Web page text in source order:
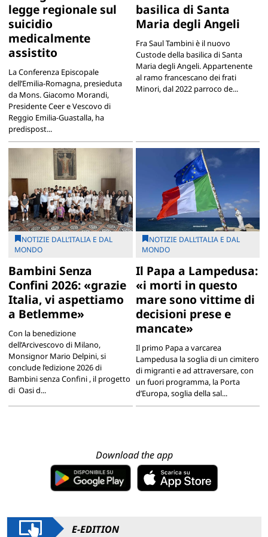
legge regionale sul
suicidio
medicalmente
assistito
La Conferenza Episcopale
dell’Emilia-Romagna, presieduta
da Mons. Giacomo Morandi,
Presidente Ceer e Vescovo di
Reggio Emilia-Guastalla, ha
predispost...
basilica di Santa
Maria degli Angeli
Fra Saul Tambini è il nuovo
Custode della basilica di Santa
Maria degli Angeli. Appartenente
al ramo francescano dei frati
Minori, dal 2022 parroco de...
NOTIZIE DALL’ITALIA E DAL
MONDO
Bambini Senza
Confini 2026: «grazie
Italia, vi aspettiamo
a Betlemme»
Con la benedizione
dell’Arcivescovo di Milano,
Monsignor Mario Delpini, si
conclude l’edizione 2026 di
Bambini senza Confini , il progetto
di Oasi d...
NOTIZIE DALL’ITALIA E DAL
MONDO
Il Papa a Lampedusa:
«i morti in questo
mare sono vittime di
decisioni prese e
mancate»
Il primo Papa a varcarea
Lampedusa la soglia di un cimitero
di migranti e ad attraversare, con
un fuori programma, la Porta
d’Europa, soglia della sal...
Download the app
E-EDITION